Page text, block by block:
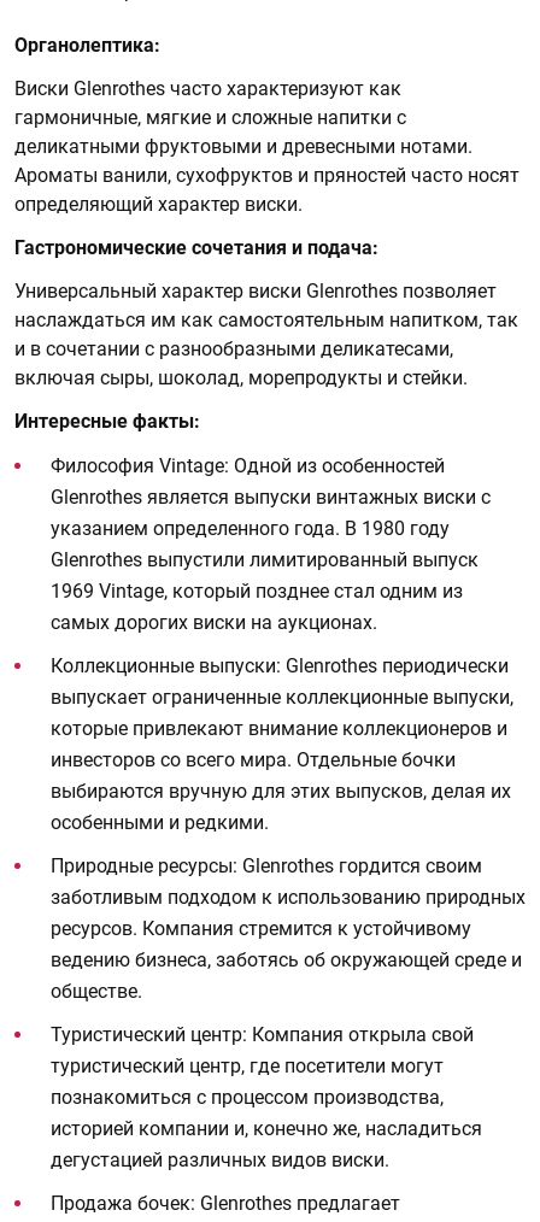
Органолептика:
Виски Glenrothes часто характеризуют как
гармоничные, мягкие и сложные напитки с
деликатными фруктовыми и древесными нотами.
Ароматы ванили, сухофруктов и пряностей часто носят
определяющий характер виски.
Гастрономические сочетания и подача:
Универсальный характер виски Glenrothes позволяет
наслаждаться им как самостоятельным напитком, так
и в сочетании с разнообразными деликатесами,
включая сыры, шоколад, морепродукты и стейки.
Интересные факты:
Философия Vintage: Одной из особенностей
Glenrothes является выпуски винтажных виски с
указанием определенного года. В 1980 году
Glenrothes выпустили лимитированный выпуск
1969 Vintage, который позднее стал одним из
самых дорогих виски на аукционах.
Коллекционные выпуски: Glenrothes периодически
выпускает ограниченные коллекционные выпуски,
которые привлекают внимание коллекционеров и
инвесторов со всего мира. Отдельные бочки
выбираются вручную для этих выпусков, делая их
особенными и редкими.
Природные ресурсы: Glenrothes гордится своим
заботливым подходом к использованию природных
ресурсов. Компания стремится к устойчивому
ведению бизнеса, заботясь об окружающей среде и
обществе.
Туристический центр: Компания открыла свой
туристический центр, где посетители могут
познакомиться с процессом производства,
историей компании и, конечно же, насладиться
дегустацией различных видов виски.
Продажа бочек: Glenrothes предлагает